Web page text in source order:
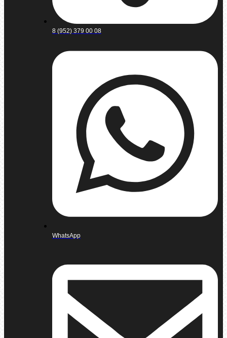
8 (952) 379 00 08
WhatsApp